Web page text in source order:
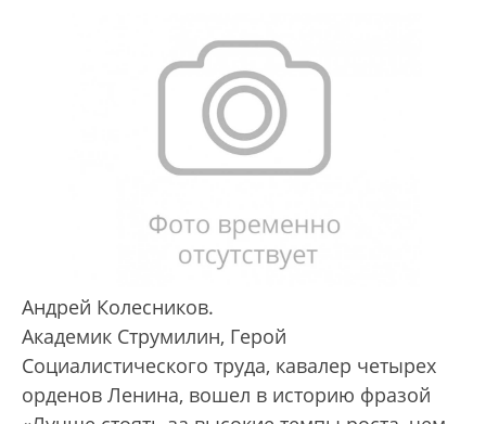
Андрей Колесников.
Академик Струмилин, Герой
Cоциалистического труда, кавалер четырех
орденов Ленина, вошел в историю фразой